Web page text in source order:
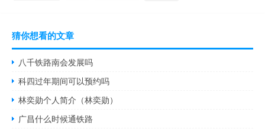
猜你想看的文章
八千铁路南会发展吗
科四过年期间可以预约吗
林奕勋个人简介（林奕勋）
广昌什么时候通铁路